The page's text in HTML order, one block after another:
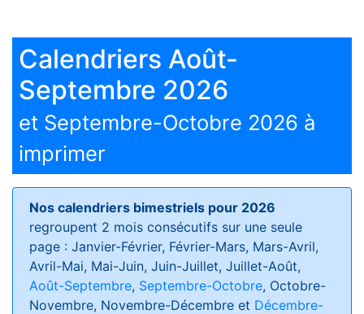
Calendriers Août-
Septembre 2026
et Septembre-Octobre 2026 à
imprimer
Nos calendriers bimestriels pour 2026
regroupent 2 mois consécutifs sur une seule
page : Janvier-Février, Février-Mars, Mars-Avril,
Avril-Mai, Mai-Juin, Juin-Juillet, Juillet-Août,
Août-Septembre, Septembre-Octobre, Octobre-
Novembre, Novembre-Décembre et Décembre-